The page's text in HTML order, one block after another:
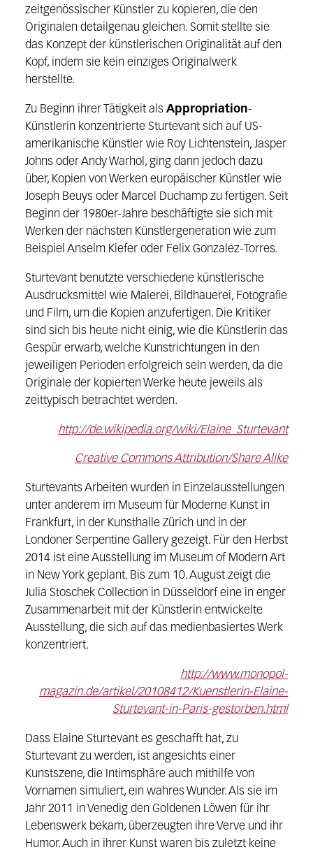
zeitgenössischer Künstler zu kopieren, die den
Originalen detailgenau gleichen. Somit stellte sie
das Konzept der künstlerischen Originalität auf den
Kopf, indem sie kein einziges Originalwerk
herstellte.
Zu Beginn ihrer Tätigkeit als Appropriation-
Künstlerin konzentrierte Sturtevant sich auf US-
amerikanische Künstler wie Roy Lichtenstein, Jasper
Johns oder Andy Warhol, ging dann jedoch dazu
über, Kopien von Werken europäischer Künstler wie
Joseph Beuys oder Marcel Duchamp zu fertigen. Seit
Beginn der 1980er-Jahre beschäftigte sie sich mit
Werken der nächsten Künstlergeneration wie zum
Beispiel Anselm Kiefer oder Felix Gonzalez-Torres.
Sturtevant benutzte verschiedene künstlerische
Ausdrucksmittel wie Malerei, Bildhauerei, Fotografie
und Film, um die Kopien anzufertigen. Die Kritiker
sind sich bis heute nicht einig, wie die Künstlerin das
Gespür erwarb, welche Kunstrichtungen in den
jeweiligen Perioden erfolgreich sein werden, da die
Originale der kopierten Werke heute jeweils als
zeittypisch betrachtet werden.
http://de.wikipedia.org/wiki/Elaine_Sturtevant
Creative Commons Attribution/Share Alike
Sturtevants Arbeiten wurden in Einzelausstellungen
unter anderem im Museum für Moderne Kunst in
Frankfurt, in der Kunsthalle Zürich und in der
Londoner Serpentine Gallery gezeigt. Für den Herbst
2014 ist eine Ausstellung im Museum of Modern Art
in New York geplant. Bis zum 10. August zeigt die
Julia Stoschek Collection in Düsseldorf eine in enger
Zusammenarbeit mit der Künstlerin entwickelte
Ausstellung, die sich auf das medienbasiertes Werk
konzentriert.
http://www.monopol-
magazin.de/artikel/20108412/Kuenstlerin-Elaine-
Sturtevant-in-Paris-gestorben.html
Dass Elaine Sturtevant es geschafft hat, zu
Sturtevant zu werden, ist angesichts einer
Kunstszene, die Intimsphäre auch mithilfe von
Vornamen simuliert, ein wahres Wunder. Als sie im
Jahr 2011 in Venedig den Goldenen Löwen für ihr
Lebenswerk bekam, überzeugten ihre Verve und ihr
Humor. Auch in ihrer Kunst waren bis zuletzt keine